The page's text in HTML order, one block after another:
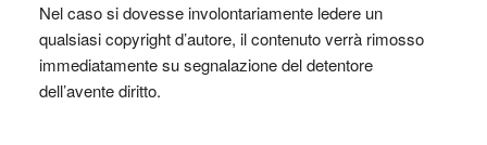
Nel caso si dovesse involontariamente ledere un
qualsiasi copyright d’autore, il contenuto verrà rimosso
immediatamente su segnalazione del detentore
dell’avente diritto.